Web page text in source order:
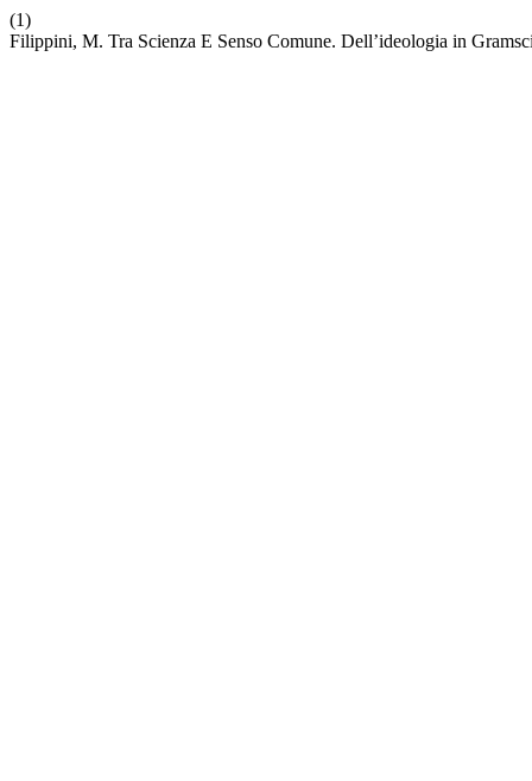
(1)
Filippini, M. Tra Scienza E Senso Comune. Dell’ideologia in